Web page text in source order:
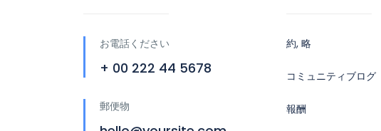
お電話ください
+ 00 222 44 5678
郵便物
約, 略
コミュニティブログ
報酬